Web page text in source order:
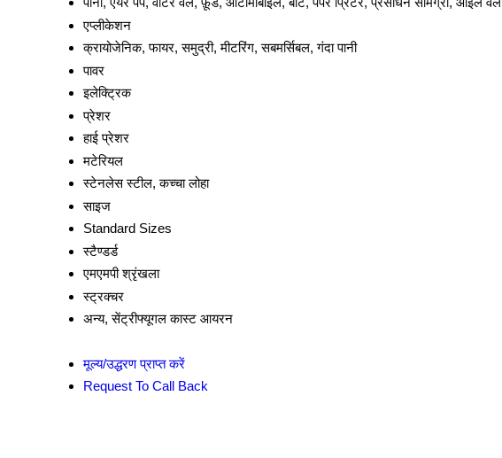
एप्लीकेशन
क्रायोजेनिक, फायर, समुद्री, मीटरिंग, सबमर्सिबल, गंदा पानी
पावर
इलेक्ट्रिक
प्रेशर
हाई प्रेशर
मटेरियल
स्टेनलेस स्टील, कच्चा लोहा
साइज
Standard Sizes
स्टैण्डर्ड
एमएमपी श्रृंखला
स्ट्रक्चर
अन्य, सेंट्रीफ्यूगल कास्ट आयरन
मूल्य/उद्धरण प्राप्त करें
Request To Call Back